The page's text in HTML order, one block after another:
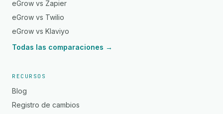
eGrow vs Zapier
eGrow vs Twilio
eGrow vs Klaviyo
Todas las comparaciones →
RECURSOS
Blog
Registro de cambios